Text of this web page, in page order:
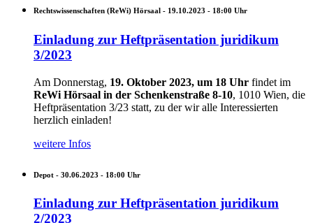
Rechtswissenschaften (ReWi) Hörsaal - 19.10.2023 - 18:00 Uhr
Einladung zur Heftpräsentation juridikum
3/2023
Am Donnerstag, 19. Oktober 2023, um 18 Uhr findet im
ReWi Hörsaal in der Schenkenstraße 8-10, 1010 Wien, die
Heftpräsentation 3/23 statt, zu der wir alle Interessierten
herzlich einladen!
weitere Infos
Depot - 30.06.2023 - 18:00 Uhr
Einladung zur Heftpräsentation juridikum
2/2023